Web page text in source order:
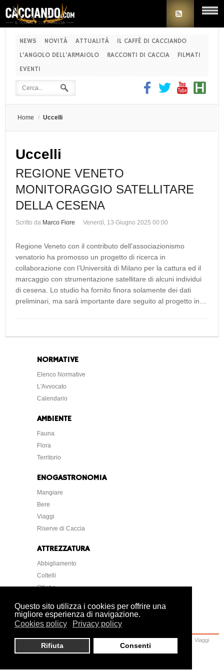
Questo sito utilizza i cookies per offrire una
migliore esperienza di navigazione.
Cookies policy
Privacy policy
Rifiuta Consenti
NEWS NOVITÀ ATTUALITÀ
IL CAFFÈ DI CACCIANDO
L'ANGOLO DELL'ARMAIOLO
RACCONTI DI CACCIA
FILMATI
EVENTI
Home / Uccelli
Uccelli
REGIONE VENETO
MONITORAGGIO SATELLITARE
DELLA CESENA
Scritto da Marco Fiore Venerdì, 13 Giugno 2025 00:00
Regione Veneto con il contributo dell'associazionismo
venatorio ha promosso un progetto di ricerca in
collaborazione con l’Università di Milano per la cattura ed il
marcaggio con strumentazione satellitare di alcuni individui
di cesena. Lo studio ha fornito finora solamente dei dati
preliminari, ma sarà importante dare seguito al progetto in…
NORMATIVE
Elenco Normative
L'Avvocato
Calendario
AMBIENTE
Fauna
Flora
Territorio
ENOGASTRONOMIA
Mangiare
Bere
Viaggi
Riserve di Caccia
ATTREZZATURA
Abbigliamento
Coltelli
Ottiche
Home Caccia Armi Attrezzatura Cani Normative Lettere Foto Arte
Viaggi